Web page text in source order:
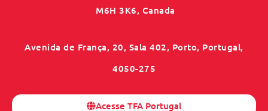
M6H 3K6, Canada
Avenida de França, 20, Sala 402, Porto, Portugal,
4050-275
Acesse TFA Portugal